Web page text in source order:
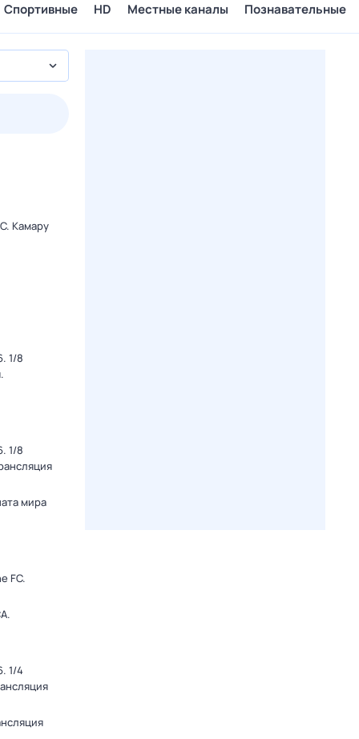
Спортивные HD Местные каналы Познавательные
Камару
1/8
1/8
мира
FC.
1/4